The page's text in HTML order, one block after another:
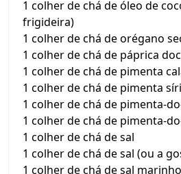
1 colher de chá de óleo de
frigideira)
1 colher de chá de orégano
1 colher de chá de páprica
1 colher de chá de pimenta
1 colher de chá de pimenta
1 colher de chá de pimenta-
1 colher de chá de pimenta-
1 colher de chá de sal
1 colher de chá de sal (ou a
1 colher de chá de sal marinho